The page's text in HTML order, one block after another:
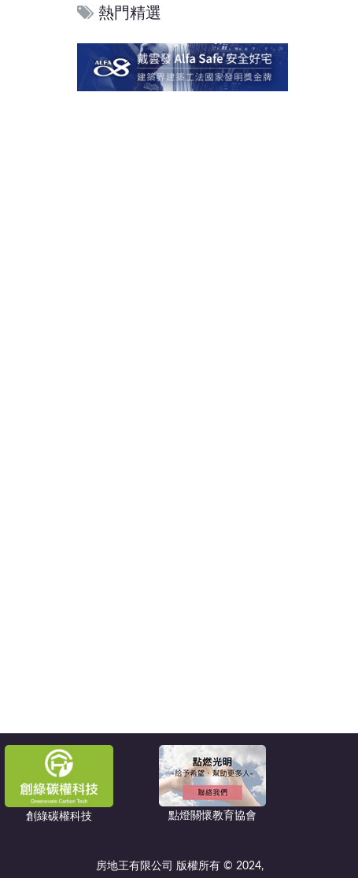
熱門精選
創綠碳權科技 點燈關懷教育協會
房地王有限公司 版權所有 © 2024,